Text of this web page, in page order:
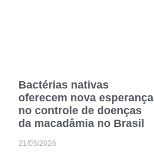
Bactérias nativas
oferecem nova esperança
no controle de doenças
da macadâmia no Brasil
21/05/2026